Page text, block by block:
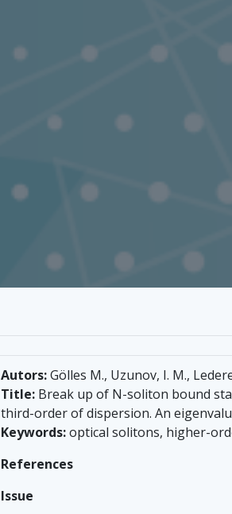
Autors:Gölles M., Uzunov, I. M.,
Title: Break up of N-soliton bound
third-order of dispersion. An
Keywords:optical solitons, higher-
References
Issue